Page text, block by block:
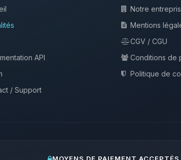
API
/ Support
Notre
Mentions
CGV / CGU
Conditions de
Politique de